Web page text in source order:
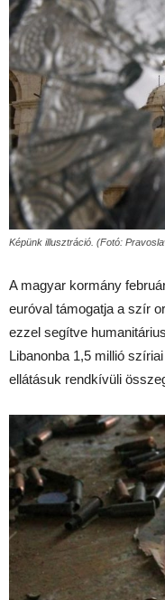
Képünk illusztráció. (Fotó:
A magyar kormány
euróval támogatja a szír
ezzel segítve
Libanonba 1,5 millió
ellátásuk rendkívüli